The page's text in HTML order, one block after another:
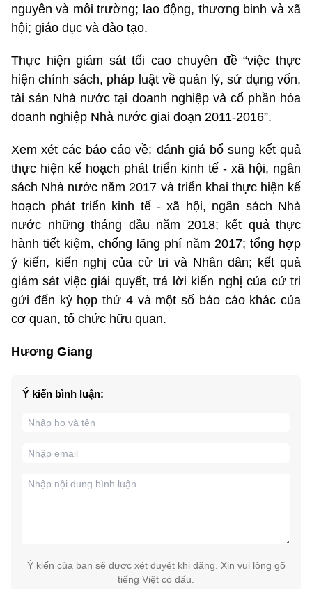
nguyên và môi trường; lao động, thương binh và xã
hội; giáo dục và đào tạo.
Thực hiện giám sát tối cao chuyên đề “việc thực
hiện chính sách, pháp luật về quản lý, sử dụng vốn,
tài sản Nhà nước tại doanh nghiệp và cổ phần hóa
doanh nghiệp Nhà nước giai đoạn 2011-2016”.
Xem xét các báo cáo về: đánh giá bổ sung kết quả
thực hiện kế hoạch phát triển kinh tế - xã hội, ngân
sách Nhà nước năm 2017 và triển khai thực hiện kế
hoạch phát triển kinh tế - xã hội, ngân sách Nhà
nước những tháng đầu năm 2018; kết quả thực
hành tiết kiệm, chống lãng phí năm 2017; tổng hợp
ý kiến, kiến nghị của cử tri và Nhân dân; kết quả
giám sát việc giải quyết, trả lời kiến nghị của cử tri
gửi đến kỳ họp thứ 4 và một số báo cáo khác của
cơ quan, tổ chức hữu quan.
Hương Giang
Ý kiến bình luận:
Ý kiến của bạn sẽ được xét duyệt khi đăng. Xin vui lòng gõ
tiếng Việt có dấu.